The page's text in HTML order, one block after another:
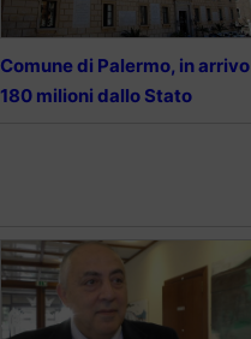
Comune di Palermo, in arrivo
180 milioni dallo Stato